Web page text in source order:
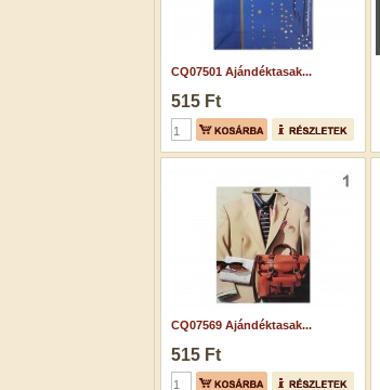
CQ07501 Ajándéktasak...
515 Ft
CQ07569 Ajándéktasak...
515 Ft